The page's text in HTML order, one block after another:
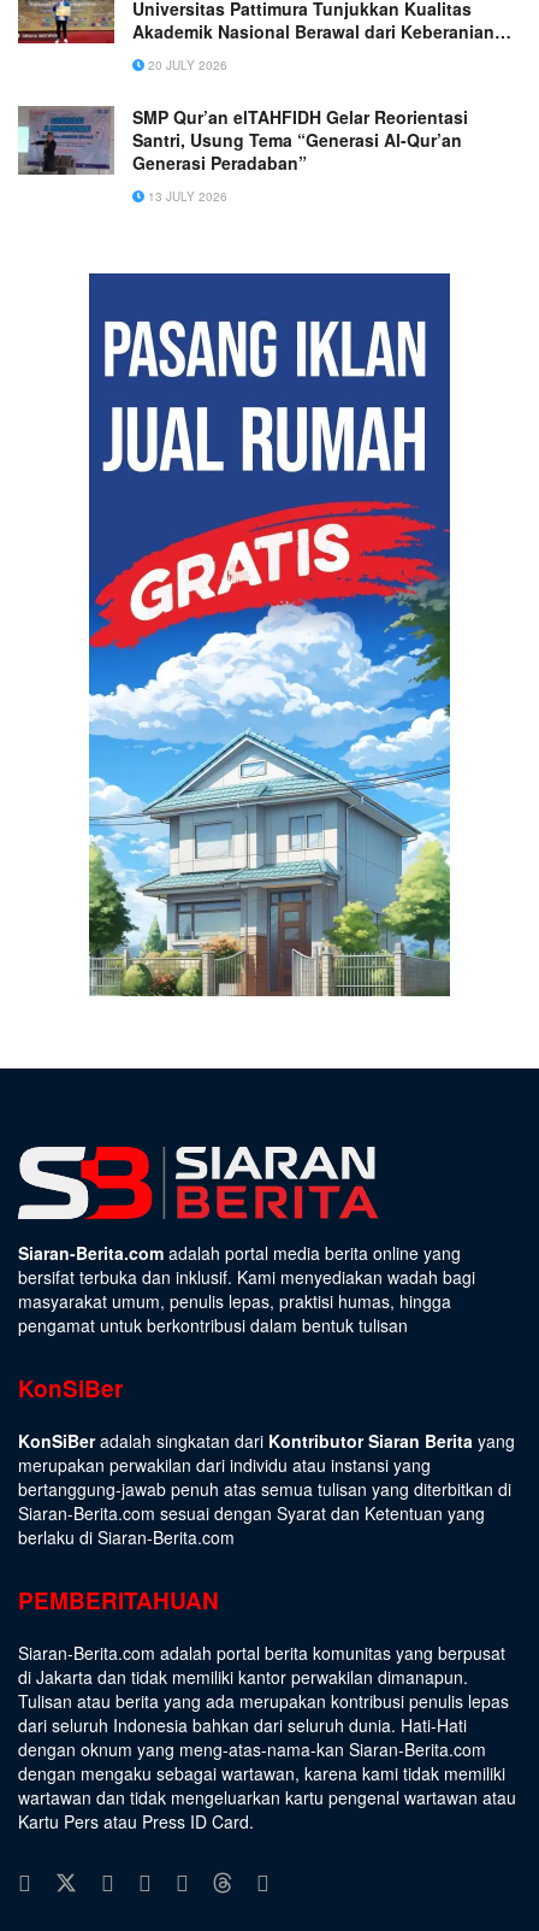
Universitas Pattimura Tunjukkan Kualitas
Akademik Nasional Berawal dari Keberanian
Mengikuti Kompetisi Ilmiah
20 JULY 2026
SMP Qur’an elTAHFIDH Gelar Reorientasi
Santri, Usung Tema “Generasi Al-Qur’an
Generasi Peradaban”
13 JULY 2026
Siaran-Berita.com adalah portal media berita online yang
bersifat terbuka dan inklusif. Kami menyediakan wadah bagi
masyarakat umum, penulis lepas, praktisi humas, hingga
pengamat untuk berkontribusi dalam bentuk tulisan
KonSiBer
KonSiBeradalah singkatan dari Kontributor Siaran Berita yang
merupakan perwakilan dari individu atau instansi yang
bertanggung-jawab penuh atas semua tulisan yang diterbitkan di
Siaran-Berita.com sesuai dengan Syarat dan Ketentuan yang
berlaku di Siaran-Berita.com
PEMBERITAHUAN
Siaran-Berita.com adalah portal berita komunitas yang berpusat
di Jakarta dan tidak memiliki kantor perwakilan dimanapun.
Tulisan atau berita yang ada merupakan kontribusi penulis lepas
dari seluruh Indonesia bahkan dari seluruh dunia. Hati-Hati
dengan oknum yang meng-atas-nama-kan Siaran-Berita.com
dengan mengaku sebagai wartawan, karena kami tidak memiliki
wartawan dan tidak mengeluarkan kartu pengenal wartawan atau
Kartu Pers atau Press ID Card.